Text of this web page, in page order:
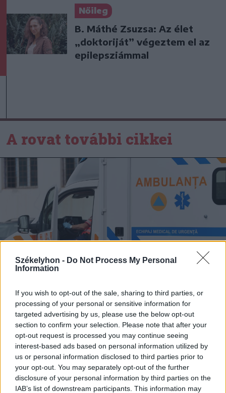
Székelyhon - Do Not Process My Personal
Information
If you wish to opt-out of the sale, sharing to third parties, or
processing of your personal or sensitive information for
targeted advertising by us, please use the below opt-out
section to confirm your selection. Please note that after your
opt-out request is processed you may continue seeing
interest-based ads based on personal information utilized by
us or personal information disclosed to third parties prior to
your opt-out. You may separately opt-out of the further
disclosure of your personal information by third parties on the
IAB’s list of downstream participants. This information may
Nőileg
B. Máthé Zsuzsa: Az élet
„doktoriját” végeztem el az
epilepsziámmal
A rovat további cikkei
2026. augusztus 09., vasárnap
Fejszékkel támadtak a mentősökre
egy TikTokon terjedő álhír miatt –
videóval